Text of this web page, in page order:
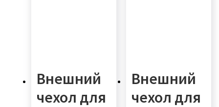
Внешний
чехол для
Внешний
чехол для